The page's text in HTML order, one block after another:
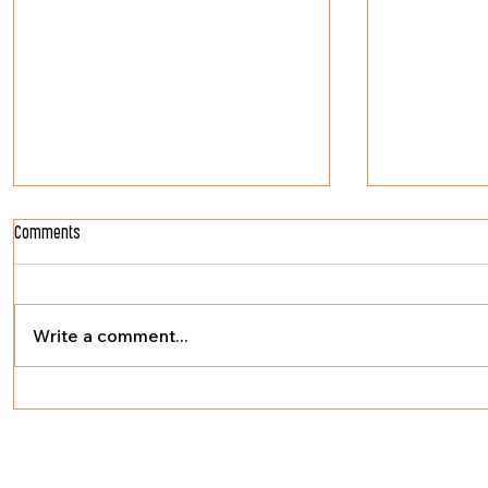
नकल से असल
Comments
Write a comment...